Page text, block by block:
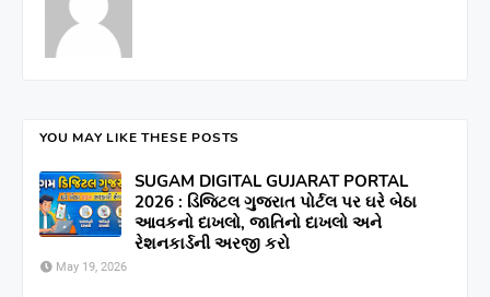
YOU MAY LIKE THESE POSTS
SUGAM DIGITAL GUJARAT PORTAL
2026 : ડિજિટલ ગુજરાત પોર્ટલ પર ઘરે બેઠા
આવકનો દાખલો, જાતિનો દાખલો અને
રેશનકાર્ડની અરજી કરો
May 19, 2026